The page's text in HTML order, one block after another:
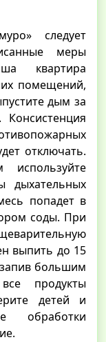
следует
меры
квартира
помещений,
дым за
отключать.
дыхательных
попадет в
соды. При
выпить до 15
запив большим
продукты
детей и
обработки